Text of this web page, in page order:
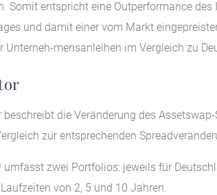
Somit entspricht eine Outperformance
und damit einer vom Markt
Unterneh-mensanleihen im Vergleich zu
beschreibt die Veränderung des
zur entsprechenden
umfasst zwei Portfolios: jeweils für
von 2, 5 und 10 Jahren.